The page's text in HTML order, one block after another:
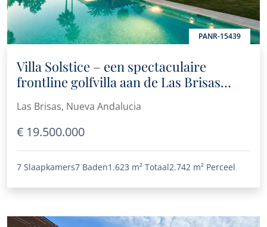
PANR-15439
Villa Solstice – een spectaculaire
frontline golfvilla aan de Las Brisas
Las Brisas, Nueva Andalucia
€ 19.500.000
7 Slaapkamers7 Baden1.623 m² Totaal2.742 m² Perceel